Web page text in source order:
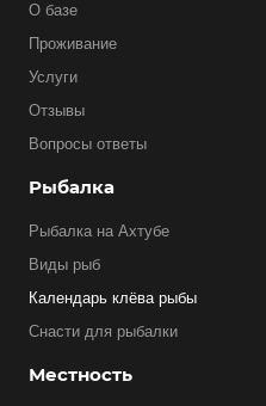
О базе
Проживание
Услуги
Отзывы
Вопросы ответы
Рыбалка
Рыбалка на Ахтубе
Виды рыб
Календарь клёва рыбы
Снасти для рыбалки
Местность